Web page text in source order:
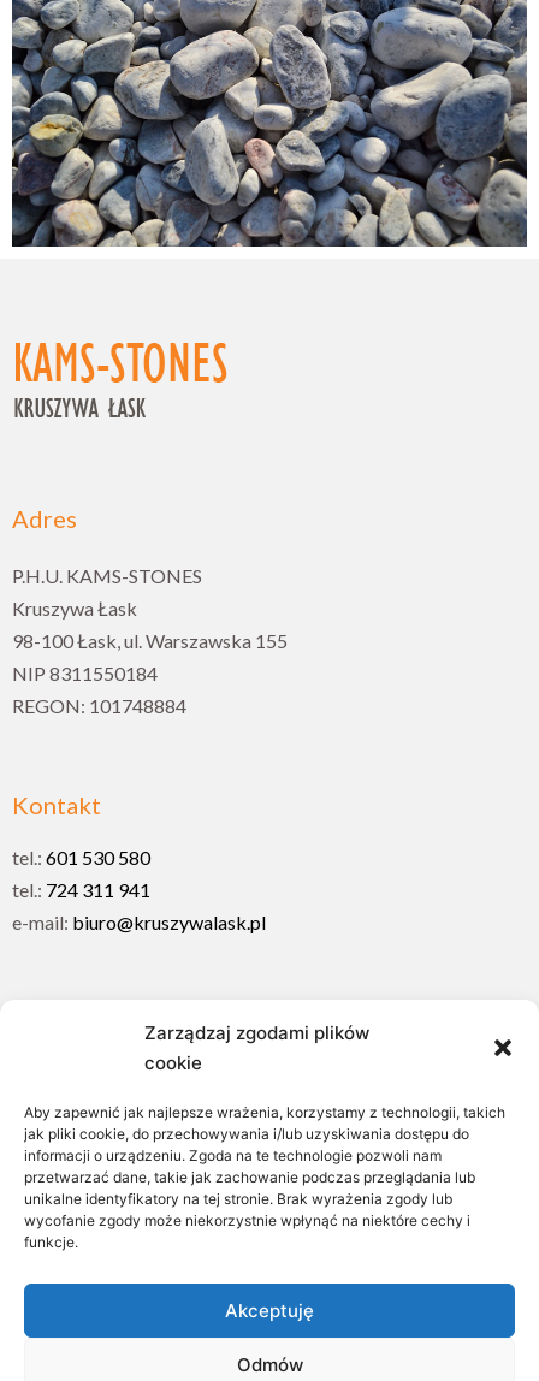
Zarządzaj zgodami plików
cookie
Aby zapewnić jak najlepsze wrażenia, korzystamy z technologii, takich
jak pliki cookie, do przechowywania i/lub uzyskiwania dostępu do
informacji o urządzeniu. Zgoda na te technologie pozwoli nam
przetwarzać dane, takie jak zachowanie podczas przeglądania lub
unikalne identyfikatory na tej stronie. Brak wyrażenia zgody lub
wycofanie zgody może niekorzystnie wpłynąć na niektóre cechy i
funkcje.
Akceptuję
Odmów
Adres
P.H.U. KAMS-STONES
Kruszywa Łask
98-100 Łask, ul. Warszawska 155
NIP 8311550184
REGON: 101748884
Kontakt
tel.: 601 530 580
tel.: 724 311 941
e-mail: biuro@kruszywalask.pl
Kostka granitowa
Żwiry, grysy, piaskowce
Usługi minikoparką
Ładowarka teleskopowa
Realizacje
Polityka plików cookies (EU)